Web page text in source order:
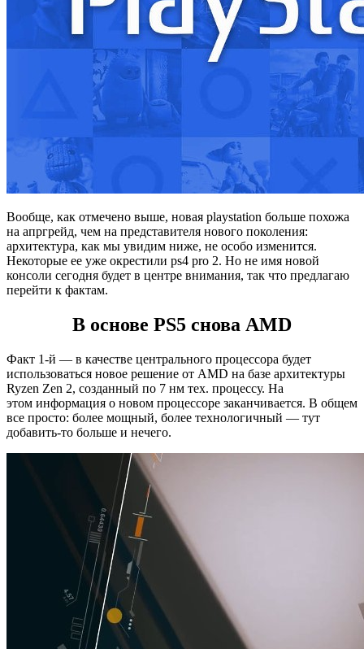
Вообще, как отмечено выше, новая playstation больше похожа
на апргрейд, чем на представителя нового поколения:
архитектура, как мы увидим ниже, не особо изменится.
Некоторые ее уже окрестили ps4 pro 2. Но не имя новой
консоли сегодня будет в центре внимания, так что предлагаю
перейти к фактам.
В основе PS5 снова AMD
Факт 1-й — в качестве центрального процессора будет
использоваться новое решение от AMD на базе архитектуры
Ryzen Zen 2, созданный по 7 нм тех. процессу. На
этом информация о новом процессоре заканчивается. В общем
все просто: более мощный, более технологичный — тут
добавить-то больше и нечего.